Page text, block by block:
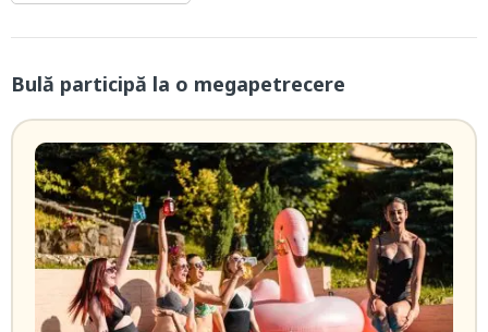
Bulă participă la o megapetrecere